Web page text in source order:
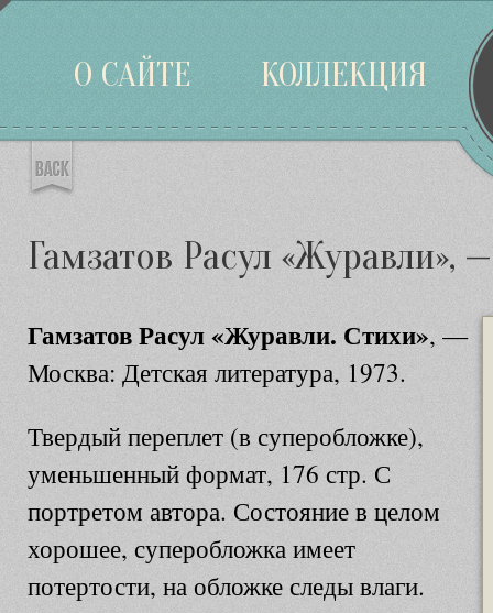
О САЙТЕ КОЛЛЕКЦИЯ
Гамзатов Расул «Журавли»,
Гамзатов Расул «Журавли. Стихи», —
Москва: Детская литература, 1973.
Твердый переплет (в суперобложке),
уменьшенный формат, 176 стр. С
портретом автора. Состояние в целом
хорошее, суперобложка имеет
потертости, на обложке следы влаги.